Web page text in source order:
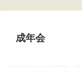
成年会